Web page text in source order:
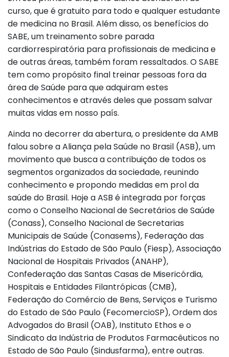
curso, que é gratuito para todo e qualquer estudante
de medicina no Brasil. Além disso, os benefícios do
SABE, um treinamento sobre parada
cardiorrespiratória para profissionais de medicina e
de outras áreas, também foram ressaltados. O SABE
tem como propósito final treinar pessoas fora da
área de Saúde para que adquiram estes
conhecimentos e através deles que possam salvar
muitas vidas em nosso país.
Ainda no decorrer da abertura, o presidente da AMB
falou sobre a Aliança pela Saúde no Brasil (ASB), um
movimento que busca a contribuição de todos os
segmentos organizados da sociedade, reunindo
conhecimento e propondo medidas em prol da
saúde do Brasil. Hoje a ASB é integrada por forças
como o Conselho Nacional de Secretários de Saúde
(Conass), Conselho Nacional de Secretarias
Municipais de Saúde (Conasems), Federação das
Indústrias do Estado de São Paulo (Fiesp), Associação
Nacional de Hospitais Privados (ANAHP),
Confederação das Santas Casas de Misericórdia,
Hospitais e Entidades Filantrópicas (CMB),
Federação do Comércio de Bens, Serviços e Turismo
do Estado de São Paulo (FecomercioSP), Ordem dos
Advogados do Brasil (OAB), Instituto Ethos e o
Sindicato da Indústria de Produtos Farmacêuticos no
Estado de São Paulo (Sindusfarma), entre outras.